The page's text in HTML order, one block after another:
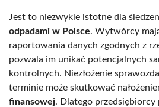
Jest to niezwykle istotne dla
odpadami w Polsce. Wytwórcy
raportowania danych zgodnych z
pozwala im unikać potencjalnych
kontrolnych. Niezłożenie
terminie może skutkować
finansowej. Dlatego